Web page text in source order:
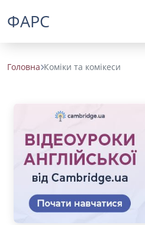
ФАРС
Головна Коміки та комікеси